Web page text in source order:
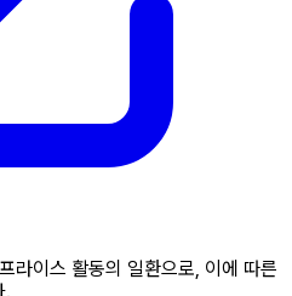
라이스 활동의 일환으로, 이에 따른